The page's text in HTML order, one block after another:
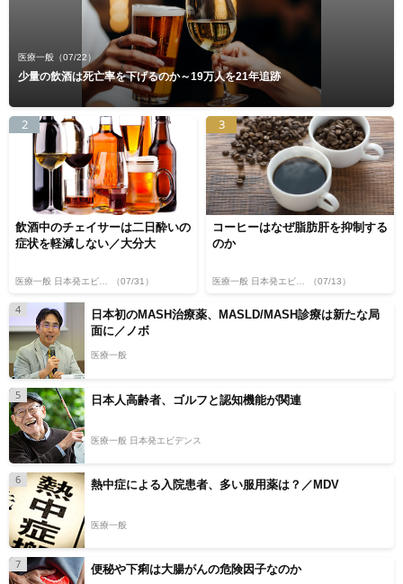
医療一般 （07/22）
少量の飲酒は死亡率を下げるのか～19万人を21年追跡
2
飲酒中のチェイサーは二日酔いの
症状を軽減しない／大分大
医療一般 日本発エビデンス （07/31）
3
コーヒーはなぜ脂肪肝を抑制する
のか
医療一般 日本発エビデンス （07/13）
4
日本初のMASH治療薬、MASLD/MASH診療は新たな局
面に／ノボ
医療一般
5 日本人高齢者、ゴルフと認知機能が関連
医療一般 日本発エビデンス
6 熱中症による入院患者、多い服用薬は？／MDV
医療一般
7 便秘や下痢は大腸がんの危険因子なのか